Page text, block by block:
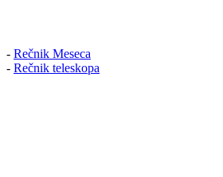
- Rečnik Meseca
- Rečnik teleskopa